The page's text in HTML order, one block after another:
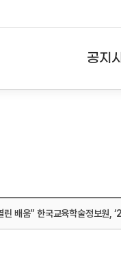
공지
고객
배움” 한국교육학술정보원,